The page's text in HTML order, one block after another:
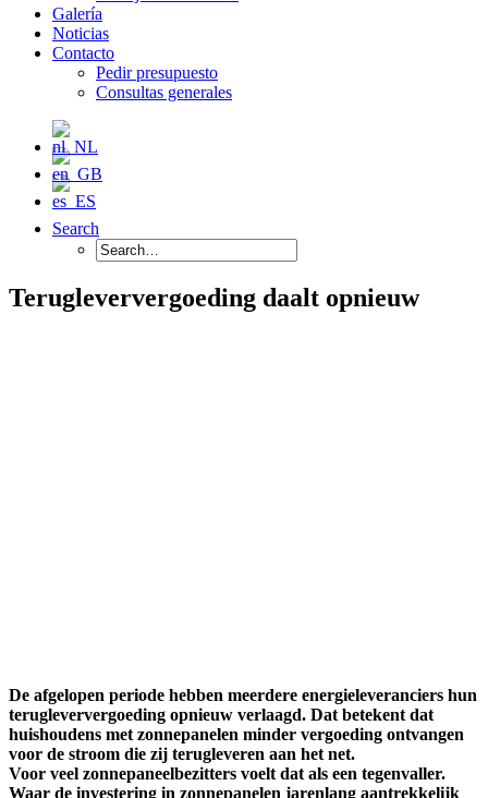
Galería
Noticias
Contacto
Pedir presupuesto
Consultas generales
Search
Terugleververgoeding daalt opnieuw
De afgelopen periode hebben meerdere energieleveranciers hun
terugleververgoeding opnieuw verlaagd. Dat betekent dat
huishoudens met zonnepanelen minder vergoeding ontvangen
voor de stroom die zij terugleveren aan het net.
Voor veel zonnepaneelbezitters voelt dat als een tegenvaller.
Waar de investering in zonnepanelen jarenlang aantrekkelijk